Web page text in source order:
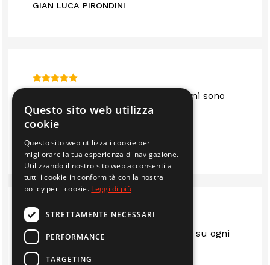
GIAN LUCA PIRONDINI
Sono anni che mi servo da loro e mi sono
sempre trovato bene.. consigliato
IMMOBILIARE EDIL 2F S.R.L.
Sempre al top.. gentili e disponibili su ogni
questione
Questo sito web utilizza
cookie
Questo sito web utilizza i cookie per
migliorare la tua esperienza di navigazione.
Utilizzando il nostro sito web acconsenti a
tutti i cookie in conformità con la nostra
policy per i cookie. Leggi di più
STRETTAMENTE NECESSARI
PERFORMANCE
TARGETING